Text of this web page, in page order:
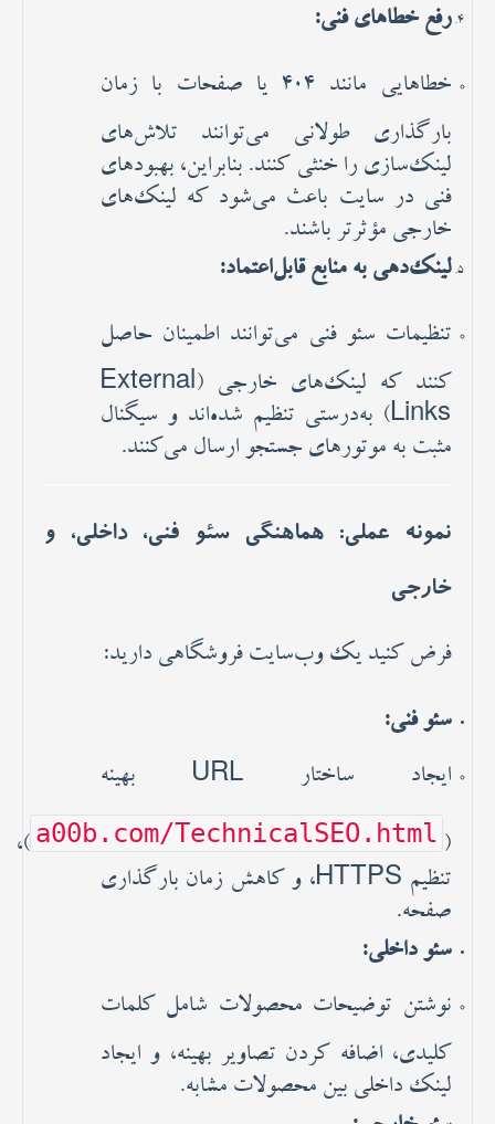
رفع خطاهای فنی:
خطاهایی مانند 404 یا صفحات با زمان
بارگذاری طولانی می‌توانند تلاش‌های
لینک‌سازی را خنثی کنند. بنابراین، بهبودهای
فنی در سایت باعث می‌شود که لینک‌های
خارجی مؤثرتر باشند.
لینک‌دهی به منابع قابل‌اعتماد:
تنظیمات سئو فنی می‌توانند اطمینان حاصل
کنند که لینک‌های خارجی (External
Links) به‌درستی تنظیم شده‌اند و سیگنال
مثبت به موتورهای جستجو ارسال می‌کنند.
نمونه عملی: هماهنگی سئو فنی، داخلی، و
خارجی
فرض کنید یک وب‌سایت فروشگاهی دارید:
سئو فنی:
ایجاد ساختار URL بهینه
a00b.com/TechnicalSEO.html )،
تنظیم HTTPS، و کاهش زمان بارگذاری
صفحه.
سئو داخلی:
نوشتن توضیحات محصولات شامل کلمات
کلیدی، اضافه کردن تصاویر بهینه، و ایجاد
لینک داخلی بین محصولات مشابه.